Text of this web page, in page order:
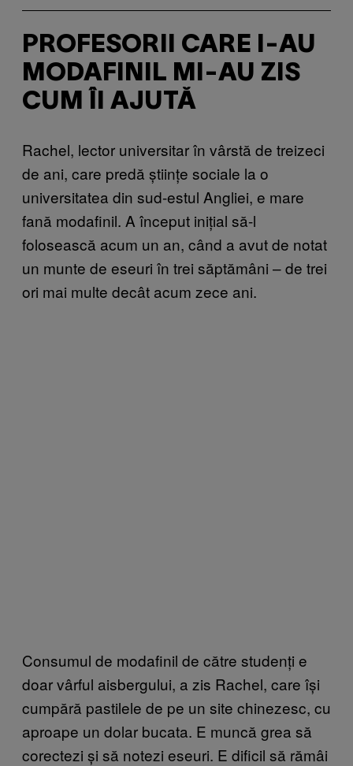
PROFESORII CARE I-AU
MODAFINIL MI-AU ZIS
CUM ÎI AJUTĂ
Rachel, lector universitar în vârstă de treizeci
de ani, care predă științe sociale la o
universitatea din sud-estul Angliei, e mare
fană modafinil. A început inițial să-l
folosească acum un an, când a avut de notat
un munte de eseuri în trei săptămâni – de trei
ori mai multe decât acum zece ani.
Consumul de modafinil de către studenți e
doar vârful aisbergului, a zis Rachel, care își
cumpără pastilele de pe un site chinezesc, cu
aproape un dolar bucata. E muncă grea să
corectezi și să notezi eseuri. E dificil să rămâi